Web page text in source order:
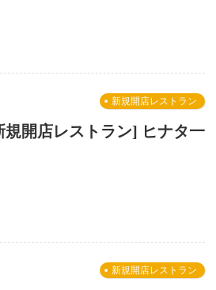
新規開店レストラン
規開店レストラン] ヒナタ一
新規開店レストラン